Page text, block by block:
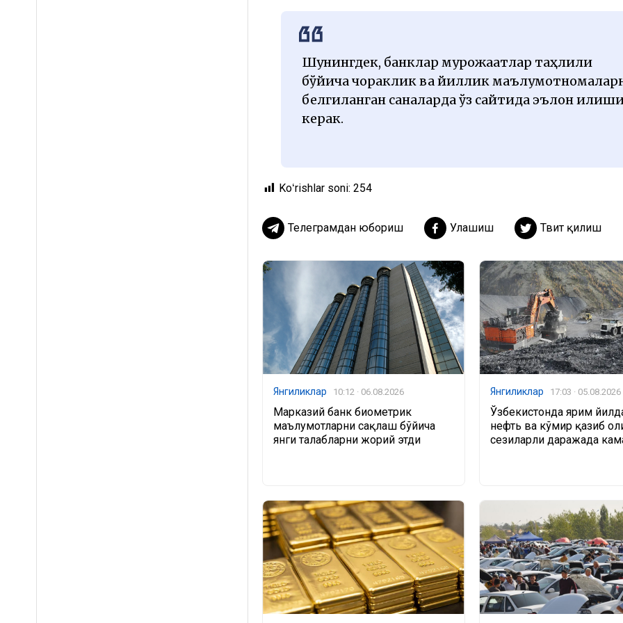
Шунингдек, банклар мурожаатлар таҳлили
бўйича чораклик ва йиллик
белгиланган саналарда ўз сайтида эълон
керак.
Koʻrishlar soni: 254
Телеграмдан юбориш Улашиш Твит қилиш
Янгиликлар 10:12 · 06.08.2026
Марказий банк биометрик
маълумотларни сақлаш бўйича
янги талабларни жорий этди
Янгиликлар 17:03 · 05.08.2026
Ўзбекистонда ярим
нефть ва кўмир қазиб
сезиларли даражада